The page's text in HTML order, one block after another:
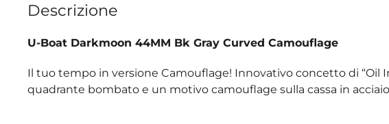
Descrizione
U-Boat Darkmoon 44MM Bk Gray Curved Camouflage
Il tuo tempo in versione Camouflage! Innovativo concetto di
quadrante bombato e un motivo camouflage sulla cassa in